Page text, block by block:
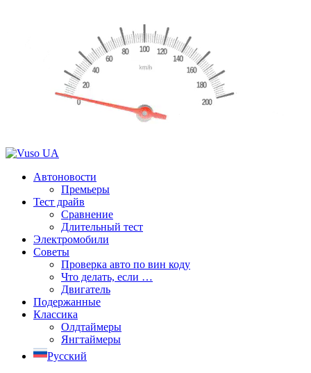
Автоновости
Премьеры
Тест драйв
Сравнение
Длительный тест
Электромобили
Советы
Проверка авто по вин коду
Что делать, если …
Двигатель
Подержанные
Классика
Олдтаймеры
Янгтаймеры
Русский